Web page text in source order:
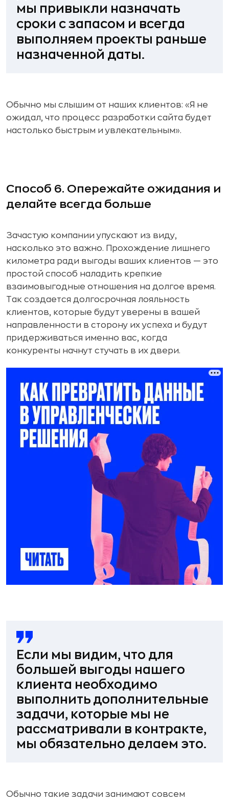
мы привыкли назначать
сроки с запасом и всегда
выполняем проекты раньше
назначенной даты.
Обычно мы слышим от наших клиентов: «Я не
ожидал, что процесс разработки сайта будет
настолько быстрым и увлекательным».
Способ 6. Опережайте ожидания и
делайте всегда больше
Зачастую компании упускают из виду,
насколько это важно. Прохождение лишнего
километра ради выгоды ваших клиентов — это
простой способ наладить крепкие
взаимовыгодные отношения на долгое время.
Так создается долгосрочная лояльность
клиентов, которые будут уверены в вашей
направленности в сторону их успеха и будут
придерживаться именно вас, когда
конкуренты начнут стучать в их двери.
Если мы видим, что для
большей выгоды нашего
клиента необходимо
выполнить дополнительные
задачи, которые мы не
рассматривали в контракте,
мы обязательно делаем это.
Обычно такие задачи занимают совсем